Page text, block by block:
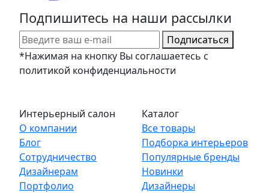
Интерьерный салон
О компании
Блог
Сотрудничество
Дизайнерам
Портфолио
Каталог
Все товары
Подборка интерьеров
Популярные бренды
Новинки
Дизайнеры
Подпишитесь на наши рассылки
Подписаться
*Нажимая на кнопку Вы соглашаетесь с
политикой конфиденциальности